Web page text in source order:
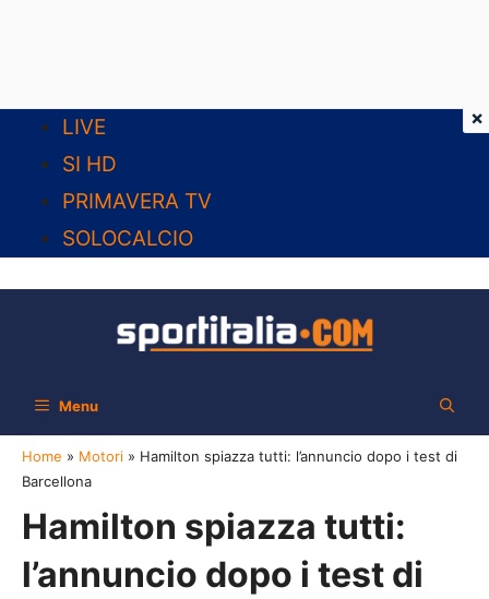
contenuto
LIVE
SI HD
PRIMAVERA TV
SOLOCALCIO
Menu
Home » Motori » Hamilton spiazza tutti: l’annuncio dopo i test di
Barcellona
Hamilton spiazza tutti:
l’annuncio dopo i test di
×